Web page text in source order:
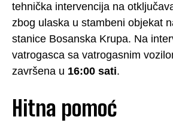
tehnička intervencija na
zbog ulaska u stambeni objekat
stanice Bosanska Krupa. Na
vatrogasca sa vatrogasnim
završena u 16:00 sati.
Hitna pomoć